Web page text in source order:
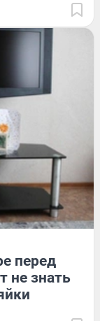
перед
не знать